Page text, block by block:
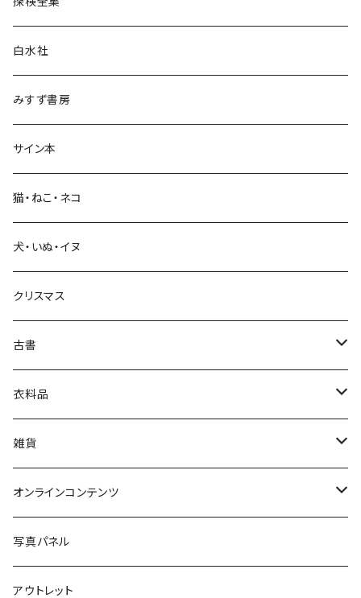
言語・ことば
生活・暮らし
芸術・絵画・写真
絵本・児童書
娯楽・エンターテインメント
白水社
みすず書房
サイン本
猫・ねこ・ネコ
犬・いぬ・イヌ
クリスマス
古書
古書セット
美術
衣料品
POLEWARDS
Tシャツ
雑貨
バッグ
ブックカバー
マグカップ
オンラインコンテンツ
冒険クロストーク
写真パネル
アウトレット